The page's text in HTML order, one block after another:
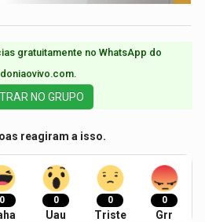
gratuitamente no WhatsApp do
NO GRUPO
reagiram a isso.
0 0
Uau
0
Triste
0
Grr